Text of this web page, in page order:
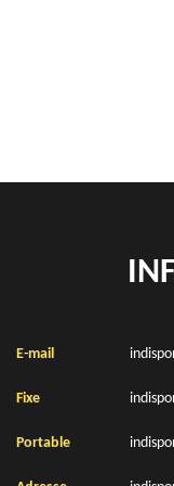
E-mail
Fixe
Portable